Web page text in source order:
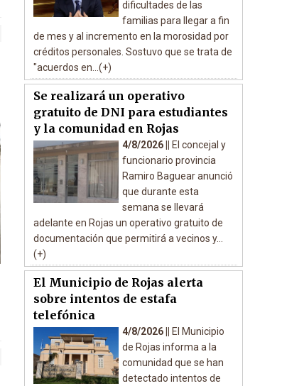
dificultades de las
familias para llegar a fin
de mes y al incremento en la morosidad por
créditos personales. Sostuvo que se trata de
"acuerdos en...(+)
Se realizará un operativo
gratuito de DNI para estudiantes
y la comunidad en Rojas
4/8/2026 ||
El concejal y
funcionario provincia
Ramiro Baguear anunció
que durante esta
semana se llevará
adelante en Rojas un operativo gratuito de
documentación que permitirá a vecinos y...
(+)
El Municipio de Rojas alerta
sobre intentos de estafa
telefónica
4/8/2026 ||
El Municipio
de Rojas informa a la
comunidad que se han
detectado intentos de